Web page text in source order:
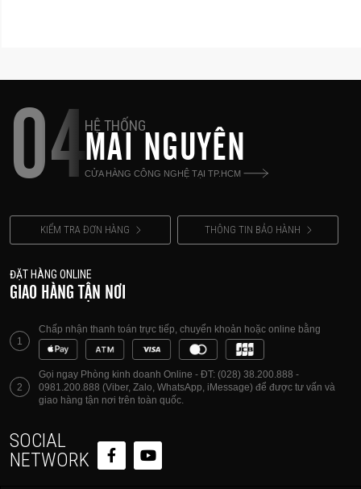
04HỆ THỐNG
MAI NGUYÊN
CỬA HÀNG CÔNG NGHỆ TẠI TP.HCM
KIỂM TRA ĐƠN HÀNG THÔNG TIN BẢO HÀNH
ĐẶT HÀNG ONLINE
GIAO HÀNG TẬN NƠI
1
Chấp nhận thanh toán trực tiếp, chuyển khoản hoặc online bằng
2
Gọi ngay Phòng kinh doanh Online - ĐT: (028) 38.200.888 -
0981.200.888 (Viber, Zalo, WhatsApp, iMessage) để được tư vấn và
giao hàng tận nơi trên toàn quốc.
SOCIAL
NETWORK